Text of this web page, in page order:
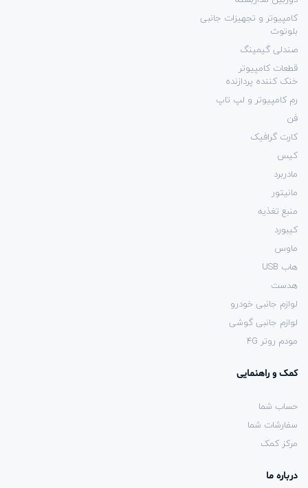
کامپیوتر و تجهیزات جانبی
بلوتوث
صندلی گیمینگ
قطعات کامپیوتر
خنک کننده پردازنده
رم کامپیوتر و لپ تاپ
فن
کارت گرافیک
کیس
مادربرد
مانیتور
منبع تغذیه
کیبورد
ماوس
هاب USB
هدست
لوازم جانبی خودرو
لوازم جانبی گوشی
مودم روتر 4G
کمک و راهنمایی
حساب شما
سفارشات شما
مرکز کمک
درباره ما